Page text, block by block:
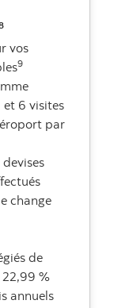
vos
9
et 6 visites
par
change
de
%
annuels